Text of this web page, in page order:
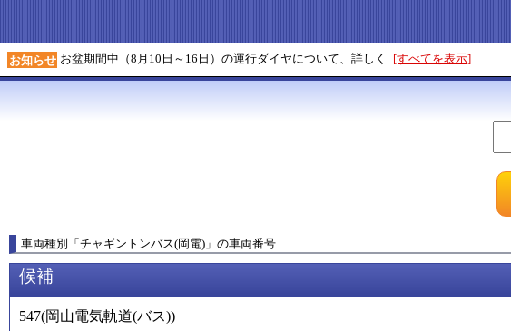
お知らせ お盆期間中（8月10日～16日）の運行ダイヤについて、詳しく [すべてを表示]
車両種別 「チャギントンバス(岡電) 」 の車両番号
候補
547(岡山電気軌道(バス))